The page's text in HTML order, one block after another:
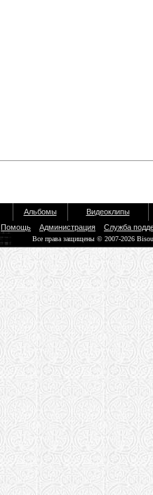
Альбомы
Видеоклипы
Помощь Администрация Служба
Все права защищены © 2007-2026